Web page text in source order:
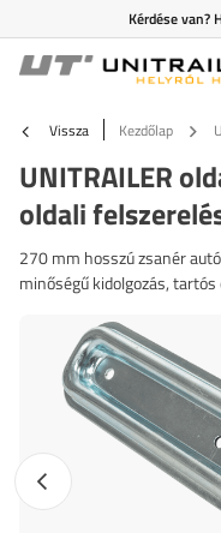
Kérdése van?
Vissza Kezdőlap
UNITRAILER
oldali
270 mm hosszú zsanér
minőségű kidolgozás,
Előző fotó